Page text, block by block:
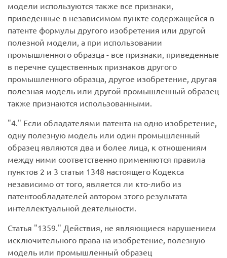
модели используются также все признаки,
приведенные в независимом пункте содержащейся в
патенте формулы другого изобретения или другой
полезной модели, а при использовании
промышленного образца - все признаки, приведенные
в перечне существенных признаков другого
промышленного образца, другое изобретение, другая
полезная модель или другой промышленный образец
также признаются использованными.
4.
Если обладателями патента на одно изобретение,
одну полезную модель или один промышленный
образец являются два и более лица, к отношениям
между ними соответственно применяются правила
пунктов 2 и 3 статьи 1348 настоящего Кодекса
независимо от того, является ли кто-либо из
патентообладателей автором этого результата
интеллектуальной деятельности.
Статья
1359.
Действия, не являющиеся нарушением
исключительного права на изобретение, полезную
модель или промышленный образец